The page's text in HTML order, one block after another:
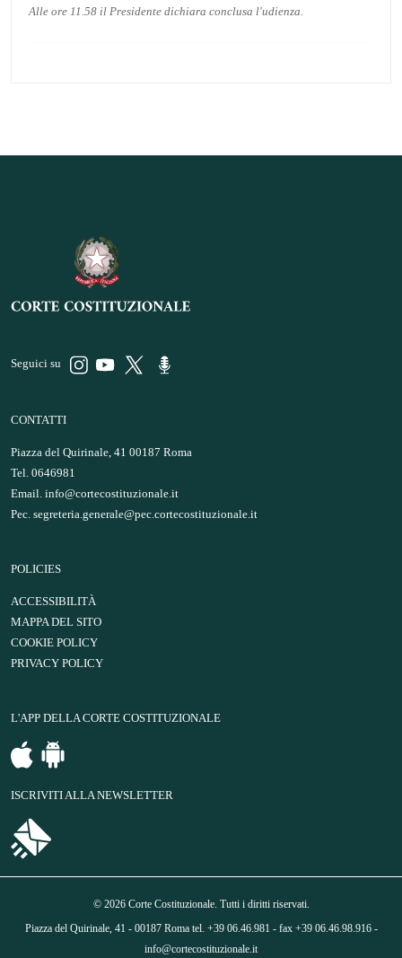
Alle ore 11.58 il Presidente dichiara conclusa l'udienza.
Seguici su
CONTATTI
Piazza del Quirinale, 41 00187 Roma
Tel. 0646981
Email. info@cortecostituzionale.it
Pec. segreteria.generale@pec.cortecostituzionale.it
POLICIES
ACCESSIBILITÀ
MAPPA DEL SITO
COOKIE POLICY
PRIVACY POLICY
L'APP DELLA CORTE COSTITUZIONALE
ISCRIVITI ALLA NEWSLETTER
© 2026 Corte Costituzionale. Tutti i diritti riservati.
Piazza del Quirinale, 41 - 00187 Roma tel. +39 06.46.981 - fax +39 06.46.98.916 -
info@cortecostituzionale.it